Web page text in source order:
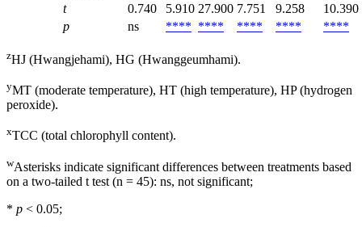
t
0.740 5.910 27.900 7.751 9.258
10.390
p
ns **** **** **** **** ****
zHJ (Hwangjehami), HG (Hwanggeumhami).
yMT (moderate temperature), HT (high temperature), HP (hydrogen
peroxide).
xTCC (total chlorophyll content).
wAsterisks indicate significant differences between treatments based
on a two-tailed t test (n = 45): ns, not significant;
* p < 0.05;